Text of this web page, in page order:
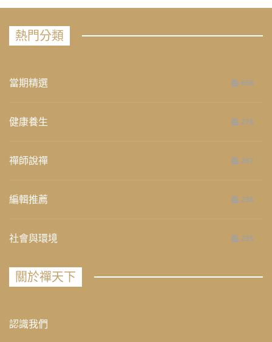
熱門分類
當期精選 658
健康養生 276
禪師說禪 267
編輯推薦 236
社會與環境 235
關於禪天下
認識我們